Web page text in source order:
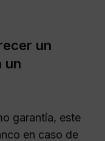
un
un
garantía, este
en caso de